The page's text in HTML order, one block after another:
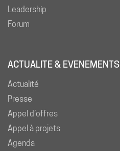
Leadership
Forum
ACTUALITE & EVENEMENTS
Actualité
Presse
Appel d’offres
Appel à projets
Agenda